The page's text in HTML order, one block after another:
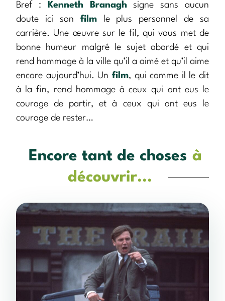
Bref : Kenneth Branaghsigne sans aucun
doute ici son filmle plus personnel de sa
carrière. Une œuvre sur le fil, qui vous met de
bonne humeur malgré le sujet abordé et qui
rend hommage à la ville qu’il a aimé et qu’il aime
encore aujourd’hui. Un film, qui comme il le dit
à la fin, rend hommage à ceux qui ont eus le
courage de partir, et à ceux qui ont eus le
courage de rester…
Encore tant de choses à
découvrir...